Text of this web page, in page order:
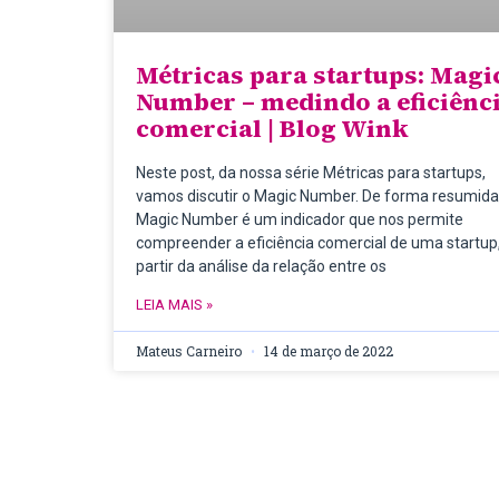
Métricas para startups:
Number – medindo a
comercial | Blog Wink
Neste post, da nossa série Métricas para startups,
vamos discutir o Magic Number. De forma
Magic Number é um indicador que nos permite
compreender a eficiência comercial de uma
partir da análise da relação entre os
LEIA MAIS »
Mateus Carneiro 14 de março de 2022